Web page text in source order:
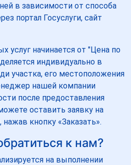
в зависимости от способа
портал Госуслуги, сайт
услуг начинается от "Цена по
индивидуально в
участка, его местоположения
нашей компании
после предоставления
оставить заявку на
кнопку «Заказать».
к нам?
на выполнении